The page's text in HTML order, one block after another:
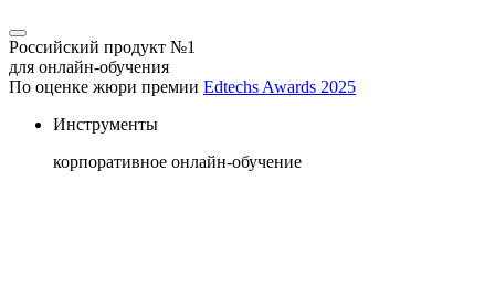
Российский продукт №1
для онлайн-обучения
По оценке жюри премии Edtechs Awards 2025
Инструменты
корпоративное онлайн-обучение